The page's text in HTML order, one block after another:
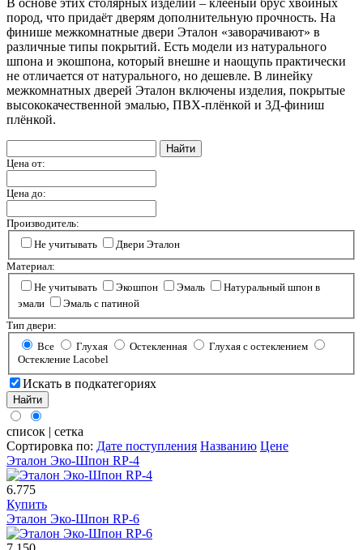
пород, что придаёт дверям дополнительную прочность. На
финише межкомнатные двери Эталон «заворачивают» в
различные типы покрытий. Есть модели из натурального
шпона и экошпона, который внешне и наощупь практически
не отличается от натурального, но дешевле. В линейку
межкомнатных дверей Эталон включены изделия, покрытые
высококачественной эмалью, ПВХ-плёнкой и 3Д-финиш
плёнкой.
Цена от:
Цена до:
Производитель:
Не учитывать
Двери Эталон
Материал:
Не учитывать
Экошпон Эмаль
Натуральный шпон в
эмали
Эмаль с патиной
Тип двери:
Все
Глухая Остекленная
Глухая с остеклением
Остекление Lacobel
Искать в подкатегориях
список | сетка
Сортировка по: Дате поступления Названию Цене
Эталон Эко-Шпон RP-4
6.775
Купить
Эталон Эко-Шпон RP-6